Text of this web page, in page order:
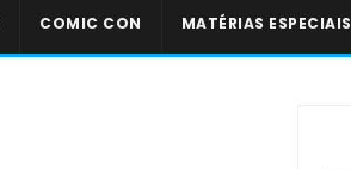
COMIC CON MATÉRIAS ESPECIAIS